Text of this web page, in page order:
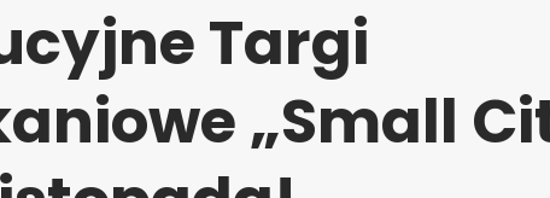
Targi
„Small